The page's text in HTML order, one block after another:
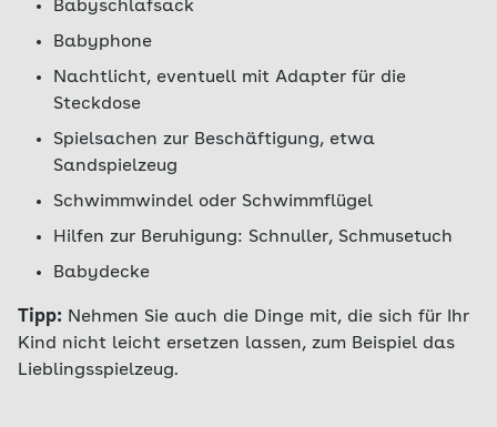
Babyschlafsack
Babyphone
Nachtlicht, eventuell mit Adapter für die
Steckdose
Spielsachen zur Beschäftigung, etwa
Sandspielzeug
Schwimmwindel oder Schwimmflügel
Hilfen zur Beruhigung: Schnuller, Schmusetuch
Babydecke
Tipp: Nehmen Sie auch die Dinge mit, die sich für Ihr
Kind nicht leicht ersetzen lassen, zum Beispiel das
Lieblingsspielzeug.